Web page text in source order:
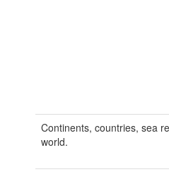
Continents, countries, sea
world.